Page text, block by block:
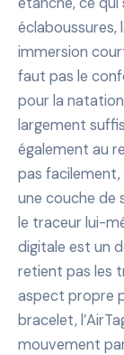
éclaboussures,
immersion
faut pas le
pour la
largement
également au
pas facilement,
une couche de
le traceur lui-
digitale est un
retient pas les
aspect propre
bracelet,
mouvement